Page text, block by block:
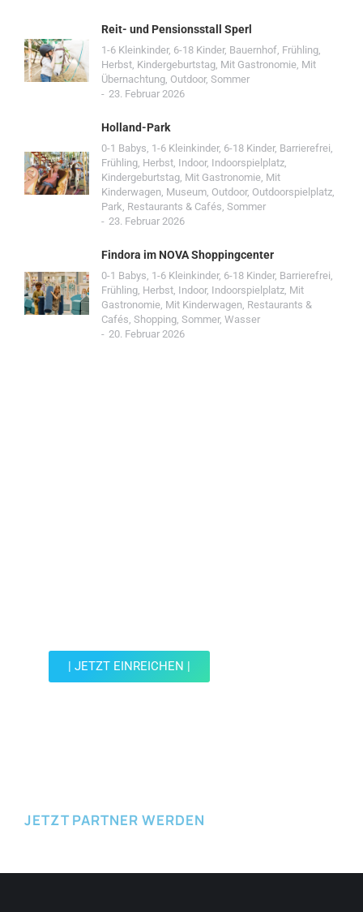
Reit- und Pensionsstall Sperl
1-6 Kleinkinder, 6-18 Kinder, Bauernhof, Frühling,
Herbst, Kindergeburtstag, Mit Gastronomie, Mit
Übernachtung, Outdoor, Sommer
23. Februar 2026
Holland-Park
0-1 Babys, 1-6 Kleinkinder, 6-18 Kinder, Barrierefrei,
Frühling, Herbst, Indoor, Indoorspielplatz,
Kindergeburtstag, Mit Gastronomie, Mit
Kinderwagen, Museum, Outdoor, Outdoorspielplatz,
Park, Restaurants & Cafés, Sommer
23. Februar 2026
Findora im NOVA Shoppingcenter
0-1 Babys, 1-6 Kleinkinder, 6-18 Kinder, Barrierefrei,
Frühling, Herbst, Indoor, Indoorspielplatz, Mit
Gastronomie, Mit Kinderwagen, Restaurants &
Cafés, Shopping, Sommer, Wasser
20. Februar 2026
| JETZT EINREICHEN |
JETZT PARTNER WERDEN